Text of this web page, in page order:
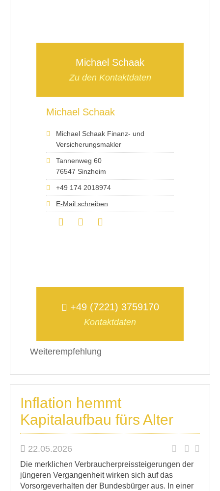
Michael Schaak
Zu den Kontaktdaten
Michael Schaak
Michael Schaak Finanz- und
Versicherungsmakler
Tannenweg 60
76547 Sinzheim
+49 174 2018974
E-Mail schreiben
+49 (7221) 3759170
Kontaktdaten
Weiterempfehlung
Inflation hemmt
Kapitalaufbau fürs Alter
22.05.2026
Die merklichen Verbraucherpreissteigerungen der
jüngeren Vergangenheit wirken sich auf das
Vorsorgeverhalten der Bundesbürger aus. In einer